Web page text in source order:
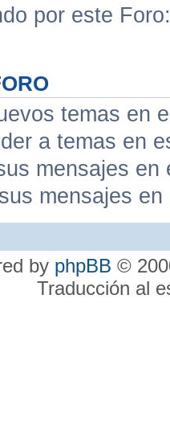
por este
temas en
a temas en
mensajes en
mensajes
by phpBB ©
Traducción al